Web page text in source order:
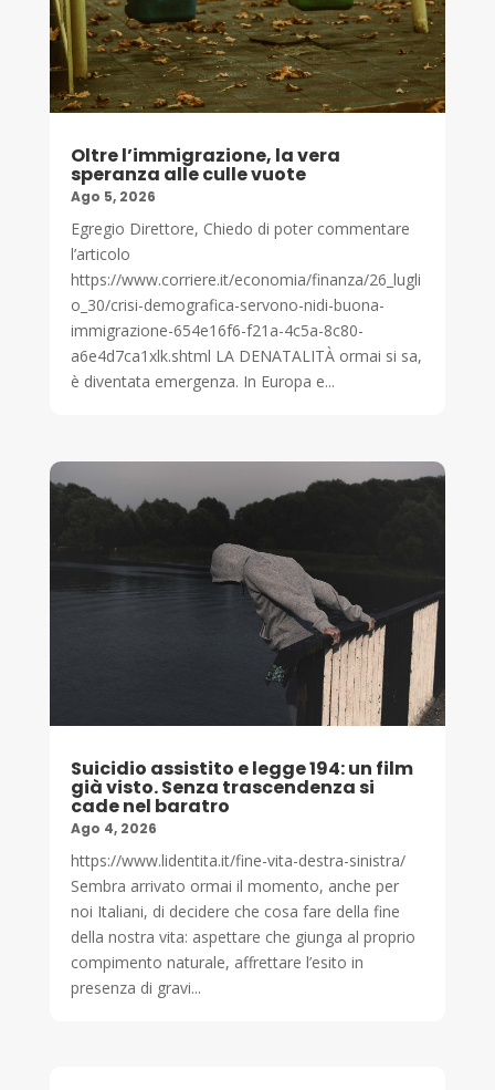
Oltre l’immigrazione, la vera
speranza alle culle vuote
Ago 5, 2026
Egregio Direttore, Chiedo di poter commentare
l’articolo
https://www.corriere.it/economia/finanza/26_lugli
o_30/crisi-demografica-servono-nidi-buona-
immigrazione-654e16f6-f21a-4c5a-8c80-
a6e4d7ca1xlk.shtml LA DENATALITÀ ormai si sa,
è diventata emergenza. In Europa e...
Suicidio assistito e legge 194: un film
già visto. Senza trascendenza si
cade nel baratro
Ago 4, 2026
https://www.lidentita.it/fine-vita-destra-sinistra/
Sembra arrivato ormai il momento, anche per
noi Italiani, di decidere che cosa fare della fine
della nostra vita: aspettare che giunga al proprio
compimento naturale, affrettare l’esito in
presenza di gravi...